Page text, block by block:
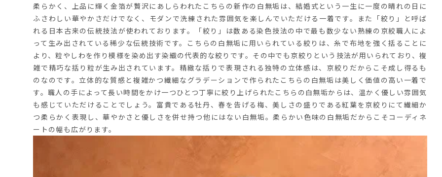
柔らかく、上品に輝く金箔が贅沢にあしらわれたこちらの新作の白無垢は、結婚式という一生に一度の晴れの日に
ふさわしい華やかさだけでなく、モダンで洗練された雰囲気を楽しんでいただける一着です。また「絞り」と呼ば
れる日本古来の伝統技法が使われております。「絞り」は数ある染色技法の中で最も数少ない熟練の京絞職人によ
って生み出されている稀少な伝統技術です。こちらの白無垢に用いられている絞りは、糸で布地を強く括ることに
より、粒やしわを作り模様を染め出す染織の代表的な絞りです。その中でも京絞りという技法が用いられており、複
雑で精巧な括り粒が生み出されています。精緻な括りで表現される独特の立体感は、京絞りだからこそ成し得るも
のなのです。立体的な質感と複雑かつ繊細なグラデーションで作られたこちらの白無垢は美しく価値の高い一着で
す。職人の手によって長い時間をかけ一つひとつ丁寧に絞り上げられたこちらの白無垢からは、温かく優しい雰囲気
も感じていただけることでしょう。富貴である牡丹、春を告げる梅、美しさの盛りである紅葉を京絞りにて繊細か
つ柔らかく表現し、華やかさと優しさを併せ持つ他にはない白無垢。柔らかい色味の白無垢だからこそコーディネ
ートの幅も広がります。